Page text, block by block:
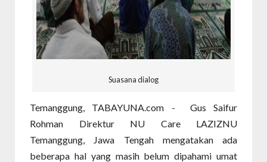
Suasana dialog
Temanggung, TABAYUNA.com - Gus Saifur
Rohman Direktur NU Care LAZIZNU
Temanggung, Jawa Tengah mengatakan ada
beberapa hal yang masih belum dipahami umat